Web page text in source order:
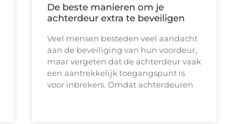
De beste manieren om je
achterdeur extra te beveiligen
Veel mensen besteden veel aandacht
aan de beveiliging van hun voordeur,
maar vergeten dat de achterdeur vaak
een aantrekkelijk toegangspunt is
voor inbrekers. Omdat achterdeuren